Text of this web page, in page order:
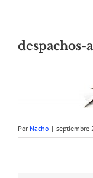
despachos-
Por Nacho | septiembre